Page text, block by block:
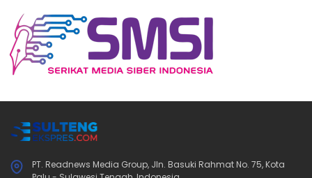
PT. Readnews Media Group, Jln. Basuki Rahmat No. 75, Kota